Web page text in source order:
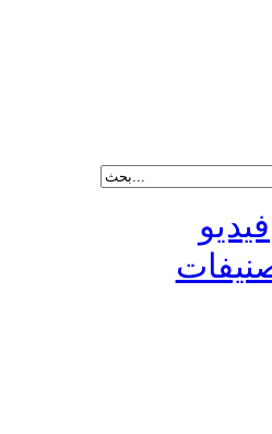
فيديو